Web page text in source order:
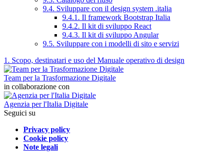
9.4. Sviluppare con il design system .italia
9.4.1. Il framework Bootstrap Italia
9.4.2. Il kit di sviluppo React
9.4.3. Il kit di sviluppo Angular
9.5. Sviluppare con i modelli di sito e servizi
1. Scopo, destinatari e uso del Manuale operativo di design
Team per la Trasformazione Digitale
in collaborazione con
Agenzia per l'Italia Digitale
Seguici su
Privacy policy
Cookie policy
Note legali